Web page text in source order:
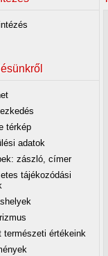
térkép
adatok
zászló, címer
tájékozódási
természeti értékeink